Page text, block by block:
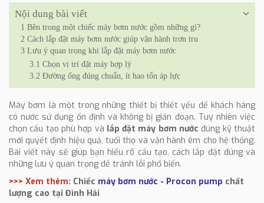
t
i
o
n
Nội dung bài viết
1 Bên trong một chiếc máy bơm nước gồm những gì?
2 Cách lắp đặt máy bơm nước giúp vận hành trơn tru
3 Lưu ý quan trọng khi lắp đặt máy bơm nước
3.1 Chọn vị trí đặt máy hợp lý
3.2 Đường ống đúng chuẩn, ít hao tổn áp lực
Máy bơm là một trong những thiết bị thiết yếu để khách hàng
có nước sử dụng ổn định và không bị gián đoạn. Tuy nhiên việc
chọn cấu tạo phù hợp và lắp đặt máy bơm nước đúng kỹ thuật
mới quyết định hiệu quả, tuổi thọ và vận hành êm cho hệ thống.
Bài viết này sẽ giúp bạn hiểu rõ cấu tạo, cách lắp đặt đúng và
những lưu ý quan trọng để tránh lỗi phổ biến.
>>> Xem thêm: Chiếc máy bơm nước - Procon pump chất
lượng cao tại Đình Hải